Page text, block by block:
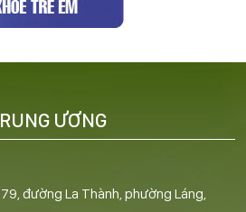
đường La Thành, phường Láng,
ƯƠNG